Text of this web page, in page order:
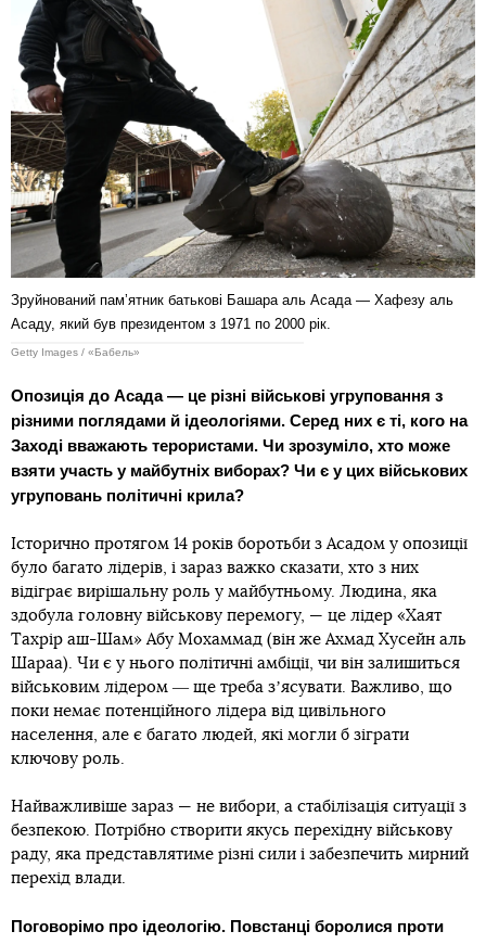
Зруйнований памʼятник батькові Башара аль Асада — Хафезу аль
Асаду, який був президентом з 1971 по 2000 рік.
Getty Images / «Бабель»
Опозиція до Асада — це різні військові угруповання з
різними поглядами й ідеологіями. Серед них є ті, кого на
Заході вважають терористами. Чи зрозуміло, хто може
взяти участь у майбутніх виборах? Чи є у цих військових
угруповань політичні крила?
Історично протягом 14 років боротьби з Асадом у опозиції
було багато лідерів, і зараз важко сказати, хто з них
відіграє вирішальну роль у майбутньому. Людина, яка
здобула головну військову перемогу, — це лідер «Хаят
Тахрір аш-Шам» Абу Мохаммад (він же Ахмад Хусейн аль
Шараа). Чи є у нього політичні амбіції, чи він залишиться
військовим лідером ― ще треба зʼясувати. Важливо, що
поки немає потенційного лідера від цивільного
населення, але є багато людей, які могли б зіграти
ключову роль.
Найважливіше зараз — не вибори, а стабілізація ситуації з
безпекою. Потрібно створити якусь перехідну військову
раду, яка представлятиме різні сили і забезпечить мирний
перехід влади.
Поговорімо про ідеологію. Повстанці боролися проти